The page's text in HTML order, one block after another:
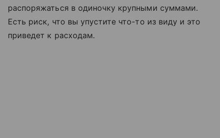
распоряжаться в одиночку крупными суммами.
Есть риск, что вы упустите что-то из виду и это
приведет к расходам.